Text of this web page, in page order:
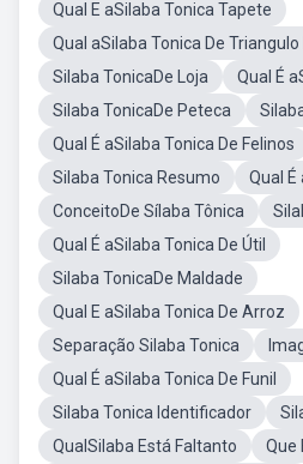
Qual E aSilaba Tonica Tapete
Qual aSilaba Tonica De
Silaba TonicaDe Loja
Qual É
Silaba TonicaDe Peteca
Qual É aSilaba Tonica De Felinos
Silaba Tonica Resumo
Qual É
ConceitoDe Sílaba Tônica
Qual É aSilaba Tonica De Útil
Silaba TonicaDe Maldade
Qual E aSilaba Tonica De Arroz
Separação Silaba Tonica
Qual É aSilaba Tonica De Funil
Silaba Tonica Identificador
QualSilaba Está Faltanto
Que